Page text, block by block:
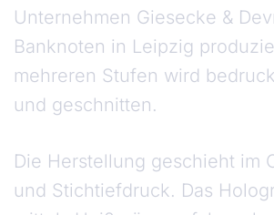
Unternehmen Giesecke &
Banknoten in Leipzig
mehreren Stufen wird
und geschnitten.
Die Herstellung geschieht im
und Stichtiefdruck. Das